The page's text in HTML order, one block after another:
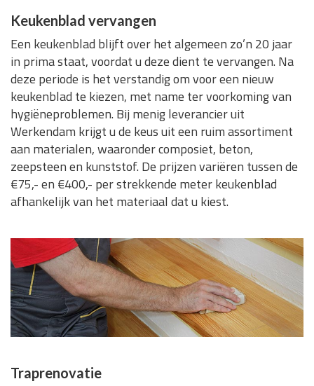
Keukenblad vervangen
Een keukenblad blijft over het algemeen zo’n 20 jaar
in prima staat, voordat u deze dient te vervangen. Na
deze periode is het verstandig om voor een nieuw
keukenblad te kiezen, met name ter voorkoming van
hygiëneproblemen. Bij menig leverancier uit
Werkendam krijgt u de keus uit een ruim assortiment
aan materialen, waaronder composiet, beton,
zeepsteen en kunststof. De prijzen variëren tussen de
€75,- en €400,- per strekkende meter keukenblad
afhankelijk van het materiaal dat u kiest.
Traprenovatie